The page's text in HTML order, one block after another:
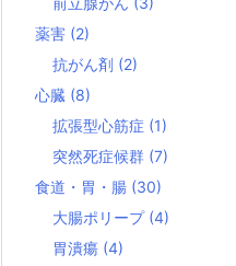
薬害 (2)
抗がん剤 (2)
心臓 (8)
拡張型心筋症 (1)
突然死症候群 (7)
食道・胃・腸 (30)
大腸ポリープ (4)
胃潰瘍 (4)